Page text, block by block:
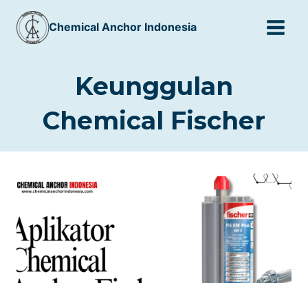
content
Chemical Anchor Indonesia
Keunggulan
Chemical Fischer